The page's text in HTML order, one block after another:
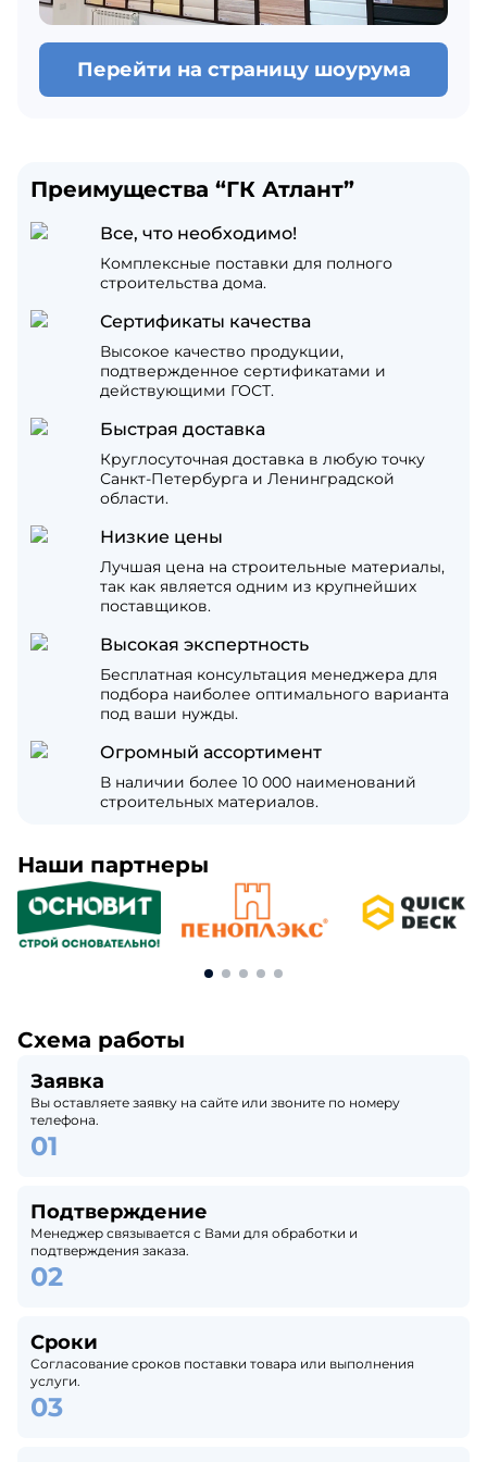
Перейти на страницу шоурума
Преимущества “ГК Атлант”
Все, что необходимо!
Комплексные поставки для полного
строительства дома.
Сертификаты качества
Высокое качество продукции,
подтвержденное сертификатами и
действующими ГОСТ.
Быстрая доставка
Круглосуточная доставка в любую точку
Санкт-Петербурга и Ленинградской
области.
Низкие цены
Лучшая цена на строительные материалы,
так как является одним из крупнейших
поставщиков.
Высокая экспертность
Бесплатная консультация менеджера для
подбора наиболее оптимального варианта
под ваши нужды.
Огромный ассортимент
В наличии более 10 000 наименований
строительных материалов.
Наши партнеры
Схема работы
Заявка
Вы оставляете заявку на сайте или звоните по номеру
телефона.
Подтверждение
Менеджер связывается с Вами для обработки и
подтверждения заказа.
Сроки
Согласование сроков поставки товара или выполнения
услуги.